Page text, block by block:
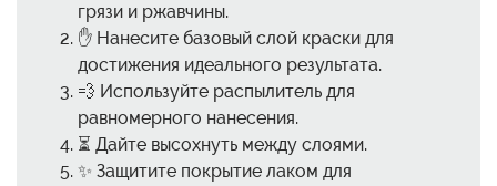
грязи и ржавчины.
✋ Нанесите базовый слой краски для
достижения идеального результата.
💨 Используйте распылитель для
равномерного нанесения.
⏳ Дайте высохнуть между слоями.
✨ Защитите покрытие лаком для